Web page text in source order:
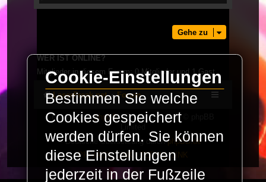
Gehe zu
WER IST ONLINE?
Mitglieder in diesem Forum: 0 Mitglieder und 1 Gast
LaserFreak.net Forum
Powered byphpBB® Forum Software © phpBB
Limited
Deutsche Übersetzung durchphpBB.de
PRIVACY_LINK | TERMS_LINK
Cookie-Einstellungen
Bestimmen Sie welche
Cookies gespeichert
werden dürfen. Sie können
diese Einstellungen
jederzeit in der Fußzeile